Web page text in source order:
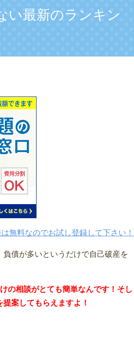
い最新のランキン
無料なのでお試し登録して下さい！
債が多いというだけで自己破産を
の相談がとても簡単なんです！そし
案してもらえますよ！